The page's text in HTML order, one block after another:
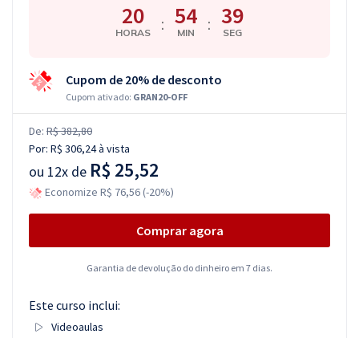
20
HORAS : 54
MIN : 39
SEG
Cupom de 20% de desconto
Cupom ativado: GRAN20-OFF
De: R$ 382,80
Por: R$ 306,24à vista
ou 12x de R$ 25,52
Economize R$ 76,56 (-20%)
Comprar agora
Garantia de devolução do dinheiro em 7 dias.
Este curso inclui:
Videoaulas